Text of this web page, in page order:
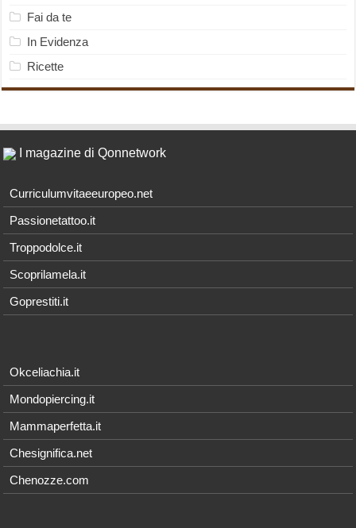
Fai da te
In Evidenza
Ricette
I magazine di Qonnetwork
Curriculumvitaeeuropeo.net
Passionetattoo.it
Troppodolce.it
Scoprilamela.it
Goprestiti.it
Okceliachia.it
Mondopiercing.it
Mammaperfetta.it
Chesignifica.net
Chenozze.com